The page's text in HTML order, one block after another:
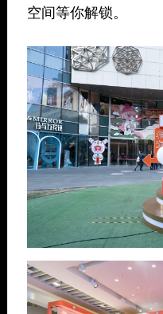
空间等你解锁。